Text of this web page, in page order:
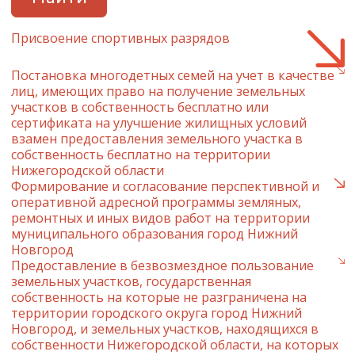
Присвоение спортивных разрядов
Постановка многодетных семей на учет в качестве
лиц, имеющих право на получение земельных
участков в собственность бесплатно или
сертификата на улучшение жилищных условий
взамен предоставления земельного участка в
собственность бесплатно на территории
Нижегородской области
Формирование и согласование перспективной и
оперативной адресной программы земляных,
ремонтных и иных видов работ на территории
муниципального образования город Нижний
Новгород
Предоставление в безвозмездное пользование
земельных участков, государственная
собственность на которые не разграничена на
территории городского округа город Нижний
Новгород, и земельных участков, находящихся в
собственности Нижегородской области, на которых